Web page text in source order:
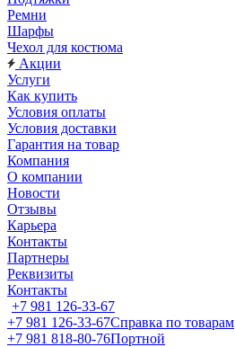
Ремни
Шарфы
Чехол для костюма
Акции
Услуги
Как купить
Условия оплаты
Условия доставки
Гарантия на товар
Компания
О компании
Новости
Отзывы
Карьера
Контакты
Партнеры
Реквизиты
Контакты
+7 981 126-33-67
+7 981 126-33-67Справка по товарам
+7 981 818-80-76Портной